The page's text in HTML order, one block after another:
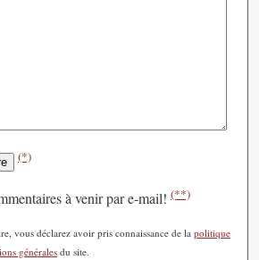
(*)
à venir par e-mail! (**)
vous déclarez avoir pris connaissance de la politique
généralesdu site.